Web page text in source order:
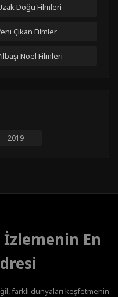
Doğu Filmleri
Çıkan Filmler
Noel Filmleri
2019
En
farklı dünyaları keşfetmenin